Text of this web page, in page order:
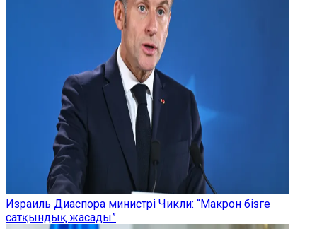
Израиль Диаспора министрі Чикли: “Макрон бізге
сатқындық жасады”